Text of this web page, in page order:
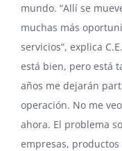
mundo. “Allí se
muchas más
servicios”, explica
está bien, pero está
años me dejarán
operación. No me
ahora. El problema
empresas, productos